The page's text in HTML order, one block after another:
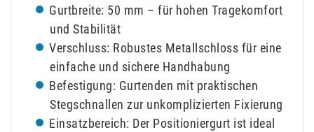
Gurtbreite: 50 mm – für hohen Tragekomfort
und Stabilität
Verschluss: Robustes Metallschloss für eine
einfache und sichere Handhabung
Befestigung: Gurtenden mit praktischen
Stegschnallen zur unkomplizierten Fixierung
Einsatzbereich: Der Positioniergurt ist ideal